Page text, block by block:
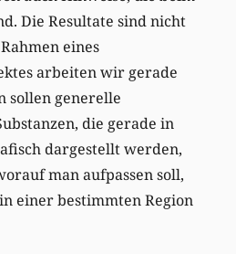
Die Resultate sind nicht
eines
arbeiten wir gerade
sollen generelle
die gerade in
dargestellt werden,
man aufpassen soll,
einer bestimmten Region